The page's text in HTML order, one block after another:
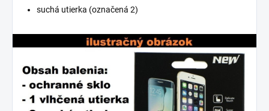
suchá utierka (označená 2)